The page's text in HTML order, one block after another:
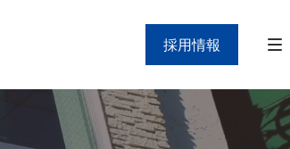
採用情報